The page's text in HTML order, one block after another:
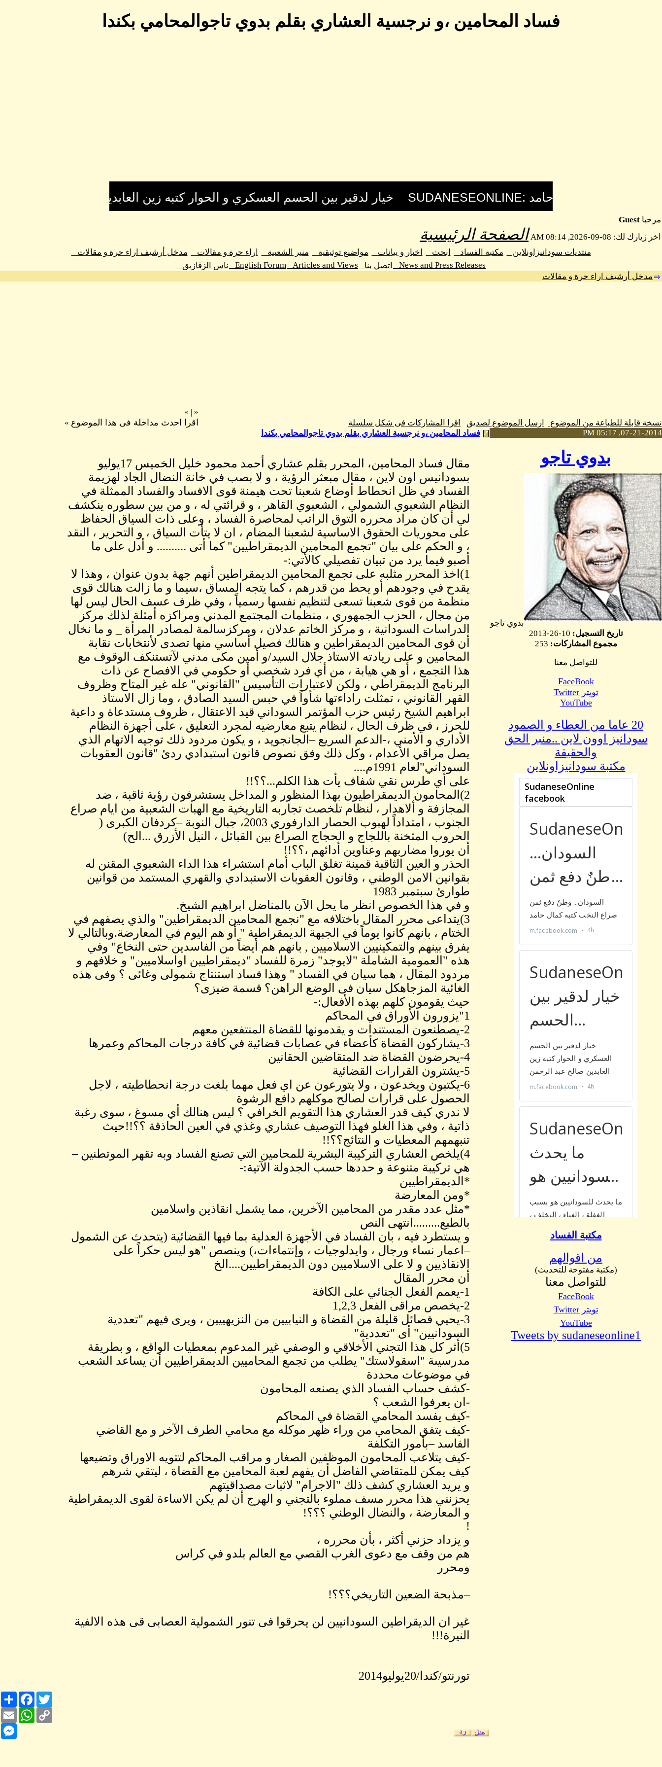
فساد المحامين ،و نرجسية العشاري بقلم بدوي تاجوالمحامي بكندا
مرحبا Guest
اخر زيارك لك: 08-09-2026, 08:14 AM
الصفحة الرئيسية
منتديات سودانيزاونلاين مكتبة الفساد ابحث اخبار و بيانات مواضيع توثيقية منبر الشعبية اراء حرة و مقالات
مدخل أرشيف اراء حرة و مقالات
News and Press Releases
اتصل بنا Articles and Views
English Forum
ناس الزقازيق
مدخل أرشيف اراء حرة و مقالات
نسخة قابلة للطباعة من الموضوع ارسل الموضوع لصديق اقرا المشاركات فى شكل سلسلة
«
|
»
اقرا احدث مداخلة فى هذا الموضوع »
07-21-2014, 05:17 PM
بدوي تاجو
بدوي تاجو
تاريخ التسجيل:
مجموع المشاركات:
للتواصل معنا
FaceBook
تويتر Twitter
YouTube
20 عاما من العطاء و الصمود
سودانيز اوون لاين ..منبر الحق
والحقيقة
مكتبة سودانيزاونلاين
مكتبة الفساد
من اقوالهم
(مكتبة مفتوحة للتحديث)
للتواصل معنا
FaceBook
تويتر Twitter
YouTube
Tweets by sudaneseonline1
فساد المحامين ،و نرجسية العشاري بقلم بدوي تاجوالمحامي بكندا
مقال فساد المحامين، المحرر بقلم عشاري أحمد محمود خليل الخميس 17يوليو
بسودانيس اون لاين ، مقال مبعثر الرؤية ، و لا بصب في خانة النضال الجاد لهزيمة
الفساد في ظل انحطاط أوضاع شعبنا تحت هيمنة قوى الافساد والفساد الممثلة في
النظام الشعبوي الشمولي ، الشعبوي القاهر ، و قرائتي له ، و من بين سطوره ينكشف
لي أن كان مراد محرره التوق الراتب لمحاصرة الفساد ، وعلى ذات السياق الحفاظ
على محوريات الحقوق الاساسية لشعبنا المضام ، ان لا يتأت السياق ، و التحرير ، النقد
، و الحكم على بيان "تجمع المحامين الديمقراطيين" كما أتى .......... و أدل على ما
أصبو فيما يرد من تبيان تفصيلي كالأتي:-
1)اخذ المحرر مثلبه على تجمع المحامين الديمقراطين أنهم جهة بدون عنوان ، وهذا لا
يقدح في وجودهم أو يحط من قدرهم ، كما يتجه المساق ،سيما و ما زالت هنالك قوى
منظمة من قوى شعبنا تسعى لتنظيم نفسها رسمياً ، وفي ظرف عسف الحال ليس لها
من مجال ، الحزب الجمهوري ، منظمات المجتمع المدني ومراكزه أمثلة لذلك مركز
الدراسات السودانية ، و مركز الخاتم عدلان ، ومركزسالمة لمصادر المرأة _ و ما نخال
أن قوى المحامين الديمقراطين و هنالك فصيل أساسي منها تصدى لأنتخابات نقابة
المحامين و على ريادته الاستاذ جلال السيد/و أمين مكى مدني لآتستنكف الوقوف مع
هذا التجمع ، أو هي هيابة ، من أي فرد شخصي أو حكومي في الافصاح عن ذات
البرنامج الديمقراطي ، ولكن لاعتبارات التأسيس "القانوني" عله غير المتاح وظروف
القهر القانوني ، تمثلت راداءتها شأواً في حبس السيد الصادق ، وما زال الاستاذ
ابراهيم الشيخ رئيس حزب المؤتمر السوداني قيد الاعتقال ، ظروف مستدعاة و داعية
للحرز ، في ظرف الحال ، لنظام يتبع معارضيه لمجرد التعليق ، على أجهزة النظام
الأداري و الأمني ،-الدعم السريع –الجانجويد ، و يكون مردود ذلك توجيه الاتهام الذي
يصل مراقي الأعدام ، وكل ذلك وفق نصوص قانون استبدادي ردئ "قانون العقوبات
السوداني"لعام 1991م....
على أي طرس نقي شفاف يأت هذا الكلم...؟؟!!
2)المحامون الديمقراطيون بهذا المنظور و المداخل يستشرفون رؤية ثاقبة ، ضد
المجازفة و ألاهدار ، لنظام تلخصت تجاربه التاريخية مع الهبات الشعبية من ايام صراع
الجنوب ، امتداداً لهبوب الحصار الدارفوري 2003، جبال النوبة –كردفان الكبرى (
الحروب المثخنة باللجاج و الحجاج الصراع بين القبائل ، النيل الأزرق ...الح)
أن يوروا مضاربهم وعناوين أدائهم ،؟؟!!
الحذر و العين الثاقبة قمينة تغلق الباب أمام استشراء هذا الداء الشعبوي المقنن له
بقوانين الامن الوطني ، وقانون العقوبات الاستبدادي والقهري المستمد من قوانين
طوارئ سبتمبر 1983
و في هذا الخصوص انظر ما يحل الآن بالمناضل ابراهيم الشيخ.
3)يتداعى محرر المقال باختلافه مع "نجمع المحامين الديمقراطين" والذي يصفهم في
الختام ، بانهم كانوا يوماً في الجبهة الديمقراطية " أو هم اليوم في المعارضة.وبالتالي لا
يفرق بينهم والتمكينيين الاسلاميين , بانهم هم أيضاً من الفاسدين حتى النخاع" وفي
هذه "العمومية الشاملة "لايوجد" زمرة للفساد "ديمقراطيين اواسلاميين" و خلافهم و
مردود المقال ، هما سيان في الفساد " وهذا فساد استنتاج شمولى وغائى ؟ وفى هذه
الغائية المزجاهكل سيان فى الوضع الراهن؟ قسمة ضيزى؟
حيث يقومون كلهم بهذه الأفعال:-
1"يزورون الأوراق في المحاكم
2-يصطنعون المستندات و يقدمونها للقضاة المنتفعين معهم
3-يشاركون القضاة كأعضاء في عصابات قضائية في كافة درجات المحاكم وعمرها
4-يحرضون القضاة ضد المتقاضين الحقانين
5-يشترون القرارات القضائية
6-يكتبون ويخدعون ، ولا يتورعون عن اي فعل مهما بلغت درجة انحطاطيته ، لاجل
الحصول على قرارات لصالح موكلهم دافع الرشوة
لا ندري كيف قدر العشاري هذا التقويم الخرافي ؟ ليس هنالك أي مسوغ ، سوى رغبة
ذاتية ، وفي هذا الغلو فهذا التوصيف عشاري وغذي في العين الحاذقة ؟؟!!حيث
تنبهمهم المعطيات و النتائج؟؟!!
4)يلخص العشاري التركيبة البشرية للمحامين التي تصنع الفساد وبه تقهر الموتطنين –
هي تركيبة متنوعة و حددها حسب الجدولة الآتية:-
*الديمقراطيين
*ومن المعارضة
*مثل عدد مقدر من المحامين الآخرين، مما يشمل انقاذين واسلامين
بالطبع.........انتهى النص
و يستطرد فيه ، بان الفساد في الأجهزة العدلية بما فيها القضائية (يتحدث عن الشمول
–اعمار نساء ورجال ، وايدلوجيات ، وإنتماءات،) وينصص "هو ليس حكراً على
الانقاذيين و لا على الاسلاميين دون الديمقراطيين....الخ
أن محرر المقال
1-يعمم الفعل الجنائي على الكافة
2-يخصص مراقى الفعل 1,2,3
3-يحيي فصائل قليلة من القضاة و النيابيين من النزيهييين ، ويرى فيهم "تعددية
السودانيين" أى "تعددية"
5)أثر كل هذا التجني الأخلاقي و الوصفي غير المدعوم بمعطيات الواقع ، و بطريقة
مدرسيىة "اسقولاستك" يطلب من تجمع المحاميين الديمقراطيين أن يساعد الشعب
في موضوعات محددة
-كشف حساب الفساد الذي يصنعه المحامون
-ان يعرفوا الشعب ؟
-كيف يفسد المحامي القضاة في المحاكم
-كيف يتفق المحامي من وراء ظهر موكله مع محامي الطرف الآخر و مع القاضي
الفاسد –بأمور التكلفة
-كيف يتلاعب المحامون الموظفين الصغار و مراقب المحاكم لتتويه الاوراق وتضيعها
كيف يمكن للمتقاضي الفاضل أن يفهم لعبة المحامين مع القضاة ، ليتقي شرهم
و يريد العشاري كشف ذلك "الاجرام" لاثبات مصداقيتهم
يحزنني هذا محرر مسف مملوء بالتجني و الهرج أن لم يكن الاساءة لقوى الديمقراطية
و المعارضة ، والنضال الوطني ؟؟؟!
!
و يزداد حزني أكثر ، بأن محرره ،
هم من وقف مع دعوى الغرب القصي مع العالم بلدو في كراس
ومحرر
–مذبحة الضعين التاريخي؟؟؟!
غير ان الديقراطين السودانيين لن يحرقوا فى تنور الشمولية العصابى قى هذه الالفية
النيرة!!!
تورنتو/كندا/20يوليو2014
FacebookTwitter
Copy
Link